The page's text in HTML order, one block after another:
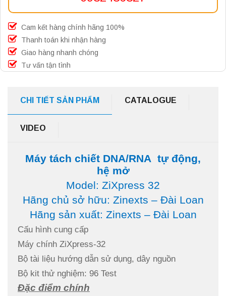
Cam kết hàng chính hãng 100%
Thanh toán khi nhận hàng
Giao hàng nhanh chóng
Tư vấn tận tình
CHI TIẾT SẢN PHẨM CATALOGUE
VIDEO
Máy tách chiết DNA/RNA tự động,
hệ mở
Model: ZiXpress 32
Hãng chủ sở hữu: Zinexts – Đài Loan
Hãng sản xuất: Zinexts – Đài Loan
Cấu hình cung cấp
Máy chính ZiXpress-32
Bộ tài liệu hướng dẫn sử dụng, dây nguồn
Bộ kit thử nghiệm: 96 Test
Đặc điểm chính